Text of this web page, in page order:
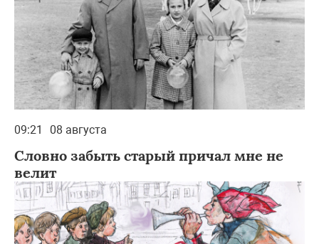
09:21 08 августа
Словно забыть старый причал мне не
велит